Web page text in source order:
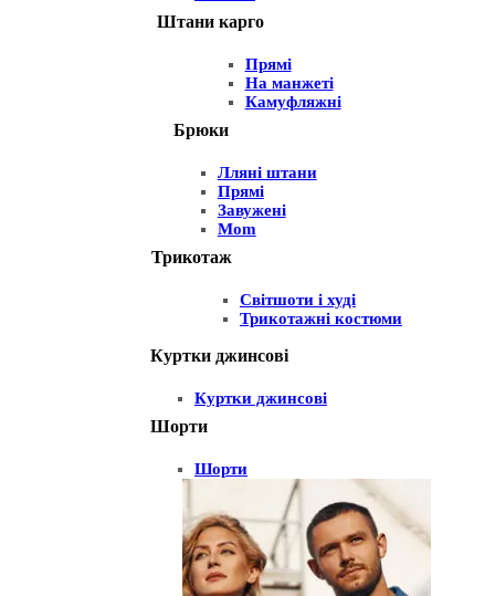
Штани карго
Прямі
На манжеті
Камуфляжні
Брюки
Лляні штани
Прямі
Завужені
Mom
Трикотаж
Світшоти і худі
Трикотажні костюми
Куртки джинсові
Куртки джинсові
Шорти
Шорти